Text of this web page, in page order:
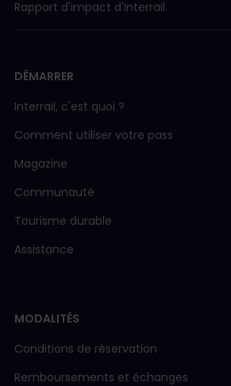
Rapport d'impact d'Interrail
DÉMARRER
Interrail, c'est quoi ?
Comment utiliser votre pass
Magazine
Communauté
Tourisme durable
Assistance
MODALITÉS
Conditions de réservation
Remboursements et échanges